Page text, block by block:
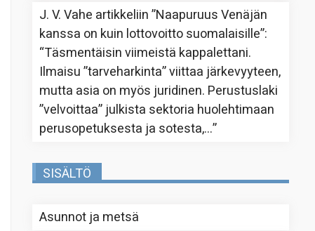
J. V. Vahe artikkeliin”Naapuruus Venäjän
kanssa on kuin lottovoitto suomalaisille”:
“Täsmentäisin viimeistä kappalettani.
Ilmaisu ”tarveharkinta” viittaa järkevyyteen,
mutta asia on myös juridinen. Perustuslaki
”velvoittaa” julkista sektoria huolehtimaan
perusopetuksesta ja sotesta,…”
SISÄLTÖ
Asunnot ja metsä